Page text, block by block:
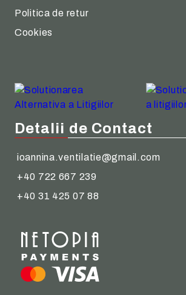
Politica de retur
Cookies
Detalii de Contact
ioannina.ventilatie@gmail.com
+40 722 667 239
+40 31 425 07 88